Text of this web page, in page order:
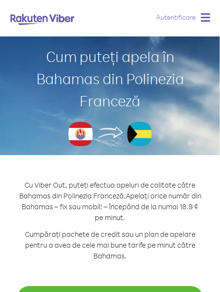
Autentificare
Cum puteți apela în
Bahamas din Polinezia
Franceză
Cu Viber Out, puteți efectua apeluri de calitate către
Bahamas din Polinezia Franceză.Apelați orice număr din
Bahamas – fix sau mobil! – începând de la numai 18.9 ¢
pe minut.
Cumpărați pachete de credit sau un plan de apelare
pentru a avea de cele mai bune tarife pe minut către
Bahamas.